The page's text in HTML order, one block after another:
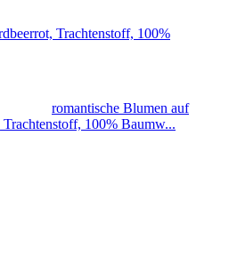
Trachtenstoff, 100%
romantische Blumen auf
100% Baumw...